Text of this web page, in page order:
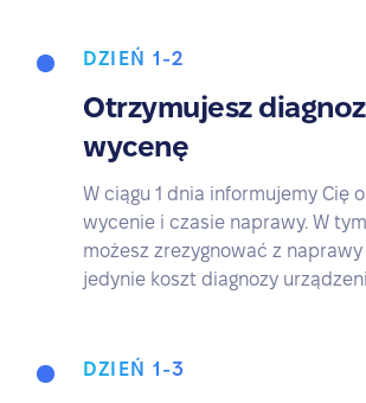
DZIEŃ 1-2
Otrzymujesz
wycenę
W ciągu 1 dnia informujemy Cię
wycenie i czasie naprawy. W
możesz zrezygnować z
jedynie koszt diagnozy
DZIEŃ 1-3